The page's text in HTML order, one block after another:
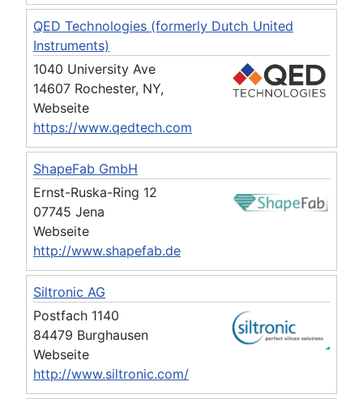
QED Technologies (formerly Dutch United
Instruments)
1040 University Ave
14607 Rochester, NY,
Webseite
https://www.qedtech.com
ShapeFab GmbH
Ernst-Ruska-Ring 12
07745 Jena
Webseite
http://www.shapefab.de
Siltronic AG
Postfach 1140
84479 Burghausen
Webseite
http://www.siltronic.com/